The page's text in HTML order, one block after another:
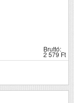
Bruttó:
2 579 Ft